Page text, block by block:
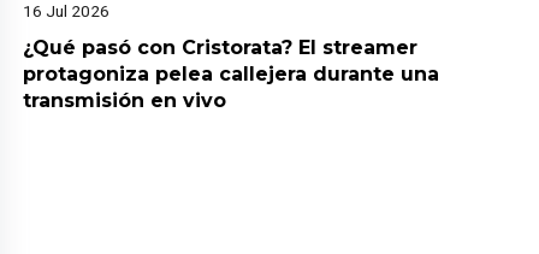
16 Jul 2026
¿Qué pasó con Cristorata? El streamer
protagoniza pelea callejera durante una
transmisión en vivo